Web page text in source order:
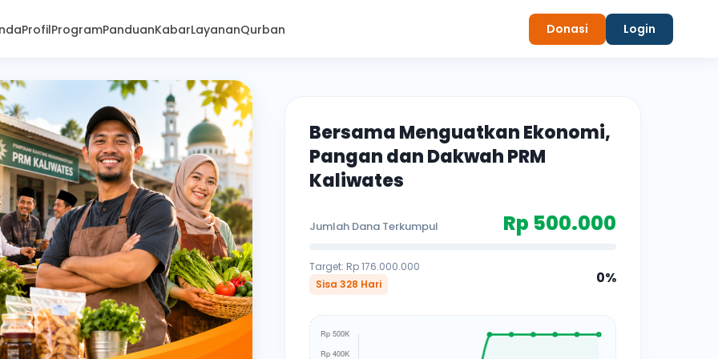
ProfilProgramPanduanKabarLayananQurban Donasi Login
Bersama Menguatkan Ekonomi,
Pangan dan Dakwah PRM
Kaliwates
Jumlah Dana Terkumpul Rp 500.000
Target: Rp 176.000.000
Sisa 328 Hari
0%